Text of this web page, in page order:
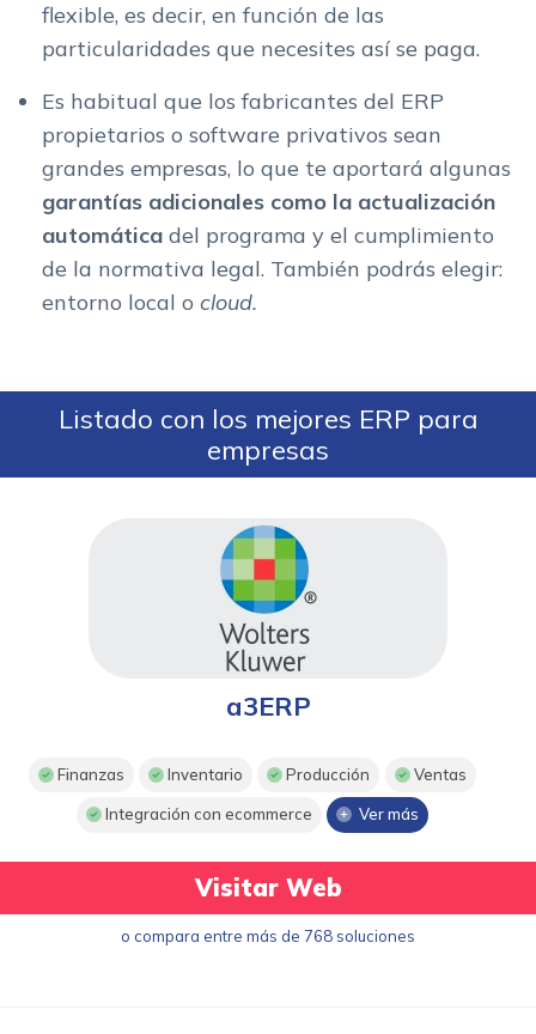
flexible, es decir, en función de las
particularidades que necesites así se paga.
Es habitual que los fabricantes del ERP
propietarios o software privativos sean
grandes empresas, lo que te aportará algunas
garantías adicionales como la actualización
automática del programa y el cumplimiento
de la normativa legal. También podrás elegir:
entorno local o cloud.
Listado con los mejores ERP para
empresas
a3ERP
Finanzas Inventario Producción Ventas
Integración con ecommerce Ver más
Visitar Web
o compara entre más de 768 soluciones